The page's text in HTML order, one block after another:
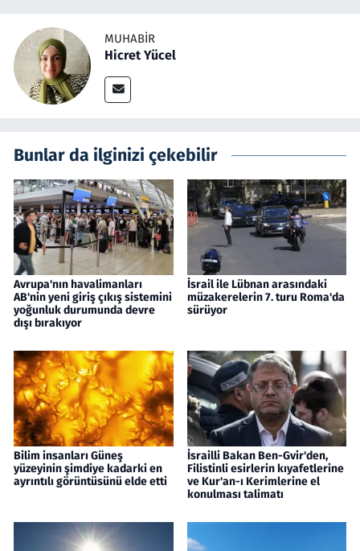
MUHABIR
Hicret Yücel
Bunlar da ilginizi çekebilir
Avrupa'nın havalimanları
AB'nin yeni giriş çıkış sistemini
yoğunluk durumunda devre
dışı bırakıyor
İsrail ile Lübnan arasındaki
müzakerelerin 7. turu Roma'da
sürüyor
Bilim insanları Güneş
yüzeyinin şimdiye kadarki en
ayrıntılı görüntüsünü elde etti
İsrailli Bakan Ben-Gvir'den,
Filistinli esirlerin kıyafetlerine
ve Kur'an-ı Kerimlerine el
konulması talimatı